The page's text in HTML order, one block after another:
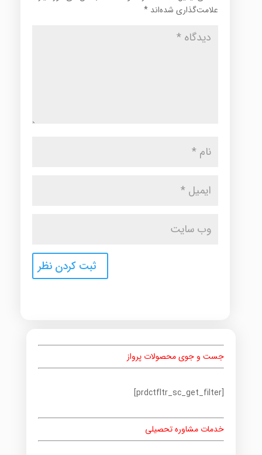
علامت‌گذاری شده‌اند *
جست و جوی محصولات پرواز
[prdctfltr_sc_get_filter]
خدمات مشاوره تحصیلی